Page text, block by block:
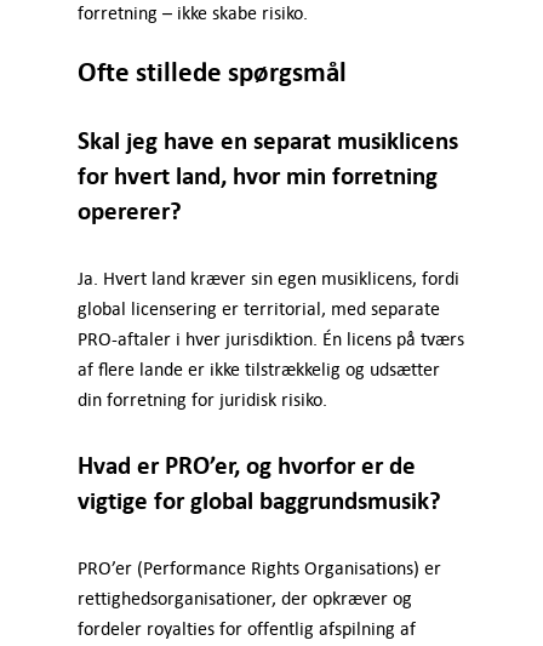
forretning – ikke skabe risiko.
Ofte stillede spørgsmål
Skal jeg have en separat musiklicens
for hvert land, hvor min forretning
opererer?
Ja. Hvert land kræver sin egen musiklicens, fordi
global licensering er territorial, med separate
PRO-aftaler i hver jurisdiktion. Én licens på tværs
af flere lande er ikke tilstrækkelig og udsætter
din forretning for juridisk risiko.
Hvad er PRO’er, og hvorfor er de
vigtige for global baggrundsmusik?
PRO’er (Performance Rights Organisations) er
rettighedsorganisationer, der opkræver og
fordeler royalties for offentlig afspilning af